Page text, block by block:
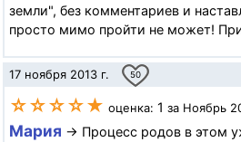
земли", без комментариев и
просто мимо пройти не может!
17 ноября 2013 г. 50
☆☆☆☆★ оценка: 1 за Ноябрь
Мария → Процесс родов в этом